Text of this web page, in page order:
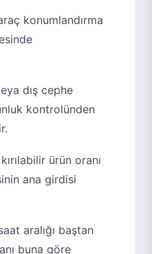
konumlandırma
dış cephe
kontrolünden
ürün oranı
ana girdisi
aralığı baştan
buna göre